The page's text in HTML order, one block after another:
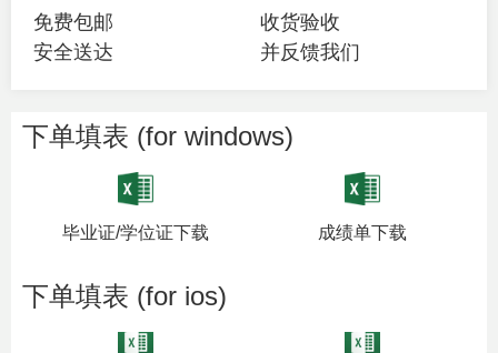
免费包邮
安全送达
收货验收
并反馈我们
下单填表 (for windows)
毕业证/学位证下载 成绩单下载
下单填表 (for ios)